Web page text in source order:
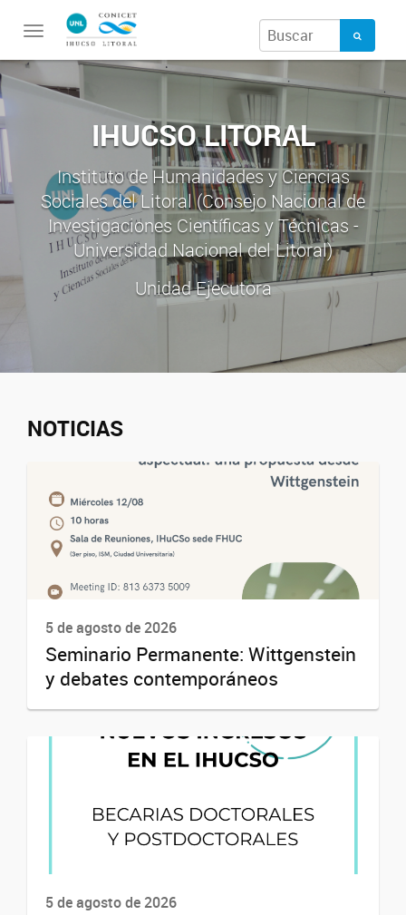
Toggle
IHUCSO LITORAL
Instituto de Humanidades y Ciencias
Sociales del Litoral (Consejo Nacional de
Investigaciones Científicas y Técnicas -
Universidad Nacional del Litoral)
Unidad Ejecutora
NOTICIAS
5 de agosto de 2026
Seminario Permanente: Wittgenstein
y debates contemporáneos
5 de agosto de 2026